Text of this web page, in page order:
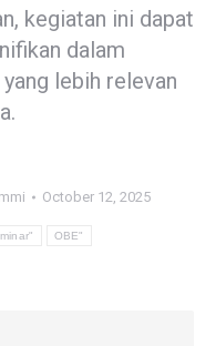
kegiatan ini dapat
dalam
lebih relevan
October 12, 2025
OBE"